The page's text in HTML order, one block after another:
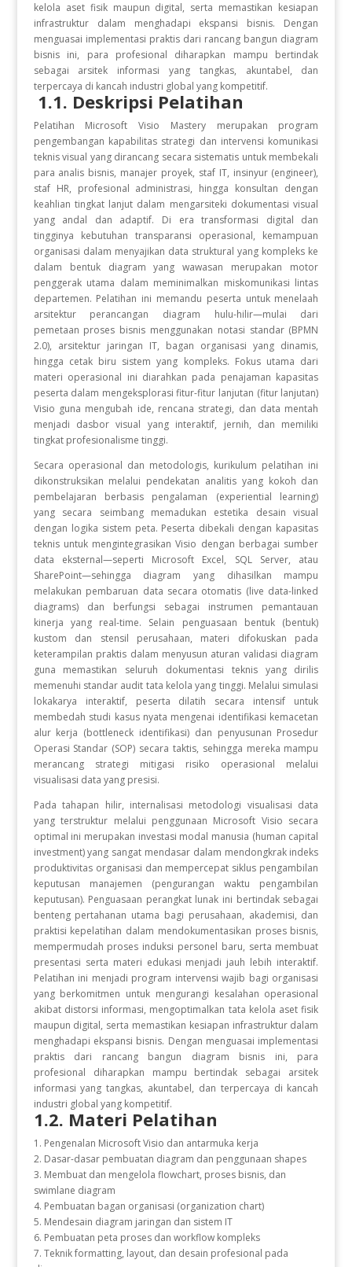
kelola aset fisik maupun digital, serta memastikan kesiapan
infrastruktur dalam menghadapi ekspansi bisnis. Dengan
menguasai implementasi praktis dari rancang bangun diagram
bisnis ini, para profesional diharapkan mampu bertindak
sebagai arsitek informasi yang tangkas, akuntabel, dan
terpercaya di kancah industri global yang kompetitif.
1.1. Deskripsi Pelatihan
Pelatihan Microsoft Visio Mastery merupakan program
pengembangan kapabilitas strategi dan intervensi komunikasi
teknis visual yang dirancang secara sistematis untuk membekali
para analis bisnis, manajer proyek, staf IT, insinyur (engineer),
staf HR, profesional administrasi, hingga konsultan dengan
keahlian tingkat lanjut dalam mengarsiteki dokumentasi visual
yang andal dan adaptif. Di era transformasi digital dan
tingginya kebutuhan transparansi operasional, kemampuan
organisasi dalam menyajikan data struktural yang kompleks ke
dalam bentuk diagram yang wawasan merupakan motor
penggerak utama dalam meminimalkan miskomunikasi lintas
departemen. Pelatihan ini memandu peserta untuk menelaah
arsitektur perancangan diagram hulu-hilir—mulai dari
pemetaan proses bisnis menggunakan notasi standar (BPMN
2.0), arsitektur jaringan IT, bagan organisasi yang dinamis,
hingga cetak biru sistem yang kompleks. Fokus utama dari
materi operasional ini diarahkan pada penajaman kapasitas
peserta dalam mengeksplorasi fitur-fitur lanjutan (fitur lanjutan)
Visio guna mengubah ide, rencana strategi, dan data mentah
menjadi dasbor visual yang interaktif, jernih, dan memiliki
tingkat profesionalisme tinggi.
Secara operasional dan metodologis, kurikulum pelatihan ini
dikonstruksikan melalui pendekatan analitis yang kokoh dan
pembelajaran berbasis pengalaman (experiential learning)
yang secara seimbang memadukan estetika desain visual
dengan logika sistem peta. Peserta dibekali dengan kapasitas
teknis untuk mengintegrasikan Visio dengan berbagai sumber
data eksternal—seperti Microsoft Excel, SQL Server, atau
SharePoint—sehingga diagram yang dihasilkan mampu
melakukan pembaruan data secara otomatis (live data-linked
diagrams) dan berfungsi sebagai instrumen pemantauan
kinerja yang real-time. Selain penguasaan bentuk (bentuk)
kustom dan stensil perusahaan, materi difokuskan pada
keterampilan praktis dalam menyusun aturan validasi diagram
guna memastikan seluruh dokumentasi teknis yang dirilis
memenuhi standar audit tata kelola yang tinggi. Melalui simulasi
lokakarya interaktif, peserta dilatih secara intensif untuk
membedah studi kasus nyata mengenai identifikasi kemacetan
alur kerja (bottleneck identifikasi) dan penyusunan Prosedur
Operasi Standar (SOP) secara taktis, sehingga mereka mampu
merancang strategi mitigasi risiko operasional melalui
visualisasi data yang presisi.
Pada tahapan hilir, internalisasi metodologi visualisasi data
yang terstruktur melalui penggunaan Microsoft Visio secara
optimal ini merupakan investasi modal manusia (human capital
investment) yang sangat mendasar dalam mendongkrak indeks
produktivitas organisasi dan mempercepat siklus pengambilan
keputusan manajemen (pengurangan waktu pengambilan
keputusan). Penguasaan perangkat lunak ini bertindak sebagai
benteng pertahanan utama bagi perusahaan, akademisi, dan
praktisi kepelatihan dalam mendokumentasikan proses bisnis,
mempermudah proses induksi personel baru, serta membuat
presentasi serta materi edukasi menjadi jauh lebih interaktif.
Pelatihan ini menjadi program intervensi wajib bagi organisasi
yang berkomitmen untuk mengurangi kesalahan operasional
akibat distorsi informasi, mengoptimalkan tata kelola aset fisik
maupun digital, serta memastikan kesiapan infrastruktur dalam
menghadapi ekspansi bisnis. Dengan menguasai implementasi
praktis dari rancang bangun diagram bisnis ini, para
profesional diharapkan mampu bertindak sebagai arsitek
informasi yang tangkas, akuntabel, dan terpercaya di kancah
industri global yang kompetitif.
1.2. Materi Pelatihan
1. Pengenalan Microsoft Visio dan antarmuka kerja
2. Dasar-dasar pembuatan diagram dan penggunaan shapes
3. Membuat dan mengelola flowchart, proses bisnis, dan
swimlane diagram
4. Pembuatan bagan organisasi (organization chart)
5. Mendesain diagram jaringan dan sistem IT
6. Pembuatan peta proses dan workflow kompleks
7. Teknik formatting, layout, dan desain profesional pada